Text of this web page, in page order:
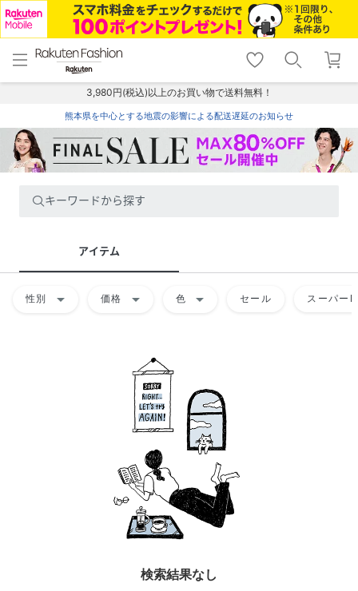
menu home
トップ
shopping_cart lock_outline
ログイン
3,980円(税込)以上のお買い物で送料無料！
熊本県を中心とする地震の影響による配送遅延のお知らせ
キーワードから探す
アイテム
性別 arrow_drop_down 価格 arrow_drop_down 色 arrow_drop_down セール スーパー
検索結果なし